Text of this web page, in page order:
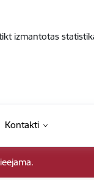
izmantotas
Kontakti